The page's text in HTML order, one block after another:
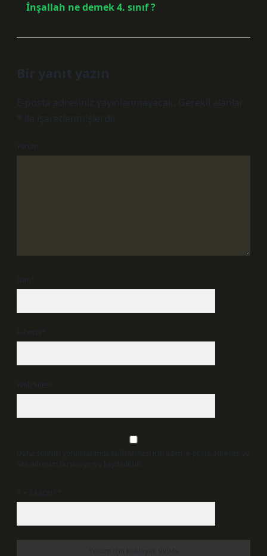
İnşallah ne demek 4. sınıf ?
Bir yanıt yazın
E-posta adresiniz yayınlanmayacak. Gerekli alanlar
*
ile işaretlenmişlerdir
Yorum
İsim*
E-Posta*
Web Sitesi
Daha sonraki yorumlarımda kullanılması için adım, e-posta adresim ve
site adresim bu tarayıcıya kaydedilsin.
5 + 3 kaçtır? *